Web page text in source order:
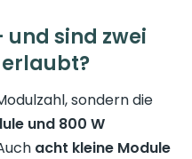
und sind zwei
sondern die
und 800 W
acht kleine Module